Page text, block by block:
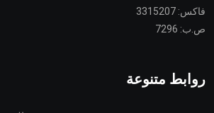
فاكس: 3315207
ص.ب: 7296
روابط متنوعة